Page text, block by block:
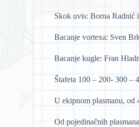
Skok uvis: Borna
Bacanje vortexa: Sven
Bacanje kugle: Fran
Štafeta 100 – 200- 300 –
U ekipnom plasmanu, od
Od pojedinačnih